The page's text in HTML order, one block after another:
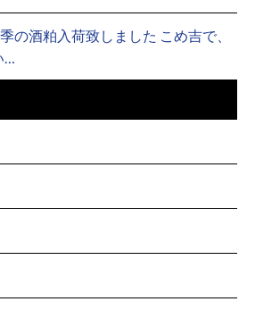
の酒粕入荷致しました こめ吉で、
…